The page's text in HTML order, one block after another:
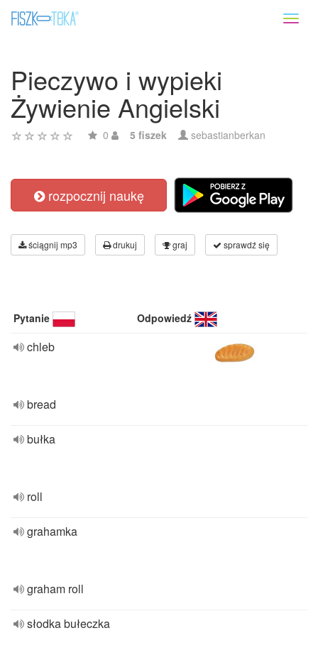
Pieczywo i wypieki
Żywienie Angielski
0 5 fiszek sebastianberkan
rozpocznij naukę
ściągnij mp3 drukuj graj sprawdź się
Pytanie Odpowiedź
chleb
bread
bułka
roll
grahamka
graham roll
słodka bułeczka